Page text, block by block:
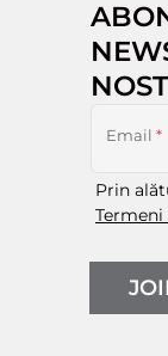
Email *
Prin